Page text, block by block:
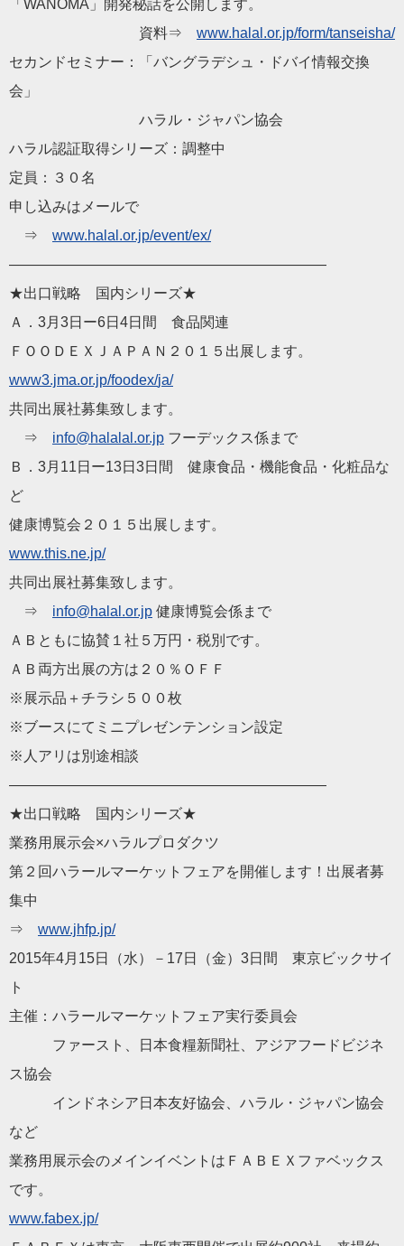
「WANOMA」
開発秘話を公開します。
資料⇒ www.halal .or.jp/form/tanseisha/
セカンドセミナー：「バングラデシュ・ドバイ情報交換
会 」
ハラル ・ ジャパン協会
ハラル認証取得シリーズ：調整中
定員：３０名
申し込みはメールで
⇒ www.halal .or.jp/event/ex/
——————————————————————
★出口戦略 国内シリーズ★
Ａ．3月3日ー6日4日間 食品関連
ＦＯＯＤＥＸＪＡＰＡＮ２０１５出展します。
www3.jma.or.jp/foodex/ja/
共同出展社募集致します。
⇒ info@halalal.or.jp フーデックス係まで
Ｂ．3月11日ー13日3日間 健康食品・機能食品・化粧品な
ど
健康博覧会 ２０１５出展します。
www.this.ne.jp/
共同出展社募集致します。
⇒ info@halal .or.jp 健康博覧会係まで
ＡＢともに協賛１社５万円・税別です。
ＡＢ両方出展の方は２０％ＯＦＦ
※展示品＋チラシ５００枚
※ブースにてミニプレゼンテンション設定
※人アリは別途相談
——————————————————————
★出口戦略 国内シリーズ★
業務用展示会×ハラルプロダクツ
第２回ハラールマーケットフェアを開催します！出展者募
集中
⇒ www.jhfp.jp/
2015年4月15日（水）－17日（金）3日間 東京ビックサイ
ト
主催： ハラールマーケットフェア実行委員会
ファースト、日本食糧新聞社、アジアフードビジネ
ス協会
インドネシア日本友好協会 ハラル ・ ジャパン協会
など
業務用展示会のメインイベントはＦＡＢＥＸファベックス
です。
www.fabex.jp/